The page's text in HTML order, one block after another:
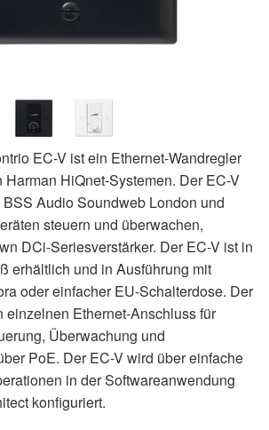
EC-V ist ein Ethernet-Wandregler
HiQnet-Systemen. Der EC-V
Audio Soundweb London und
steuern und überwachen,
DCi-Seriesverstärker. Der EC-V ist in
erhältlich und in Ausführung mit
oder einfacher EU-Schalterdose. Der
einzelnen Ethernet-Anschluss für
Überwachung und
PoE. Der EC-V wird über einfache
in der Softwareanwendung
konfiguriert.